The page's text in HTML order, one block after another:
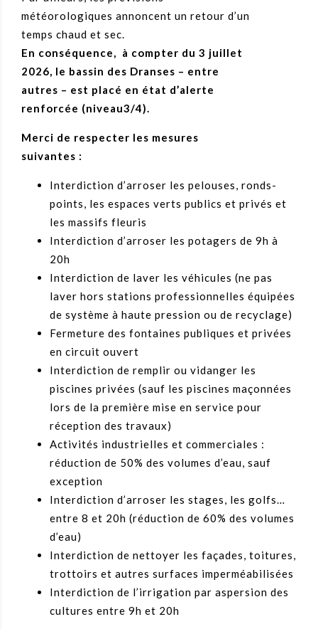
météorologiques annoncent un retour d’un
temps chaud et sec.
En conséquence, à compter du 3 juillet
2026, le bassin des Dranses – entre
autres – est placé en état d’alerte
renforcée (niveau3/4).
Merci de respecter les mesures
suivantes :
Interdiction d’arroser les pelouses, ronds-
points, les espaces verts publics et privés et
les massifs fleuris
Interdiction d’arroser les potagers de 9h à
20h
Interdiction de laver les véhicules (ne pas
laver hors stations professionnelles équipées
de système à haute pression ou de recyclage)
Fermeture des fontaines publiques et privées
en circuit ouvert
Interdiction de remplir ou vidanger les
piscines privées (sauf les piscines maçonnées
lors de la première mise en service pour
réception des travaux)
Activités industrielles et commerciales :
réduction de 50% des volumes d’eau, sauf
exception
Interdiction d’arroser les stages, les golfs…
entre 8 et 20h (réduction de 60% des volumes
d’eau)
Interdiction de nettoyer les façades, toitures,
trottoirs et autres surfaces imperméabilisées
Interdiction de l’irrigation par aspersion des
cultures entre 9h et 20h